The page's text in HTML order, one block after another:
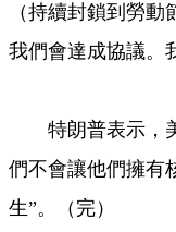
（持續封鎖到勞
我們會達成協議。
特朗普表示，美
們不會讓他們擁有
生”。（完）